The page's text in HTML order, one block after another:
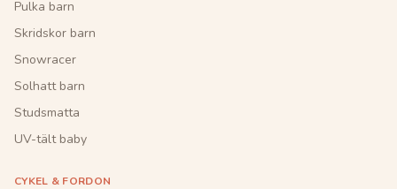
Pulka barn
Skridskor barn
Snowracer
Solhatt barn
Studsmatta
UV-tält baby
CYKEL & FORDON